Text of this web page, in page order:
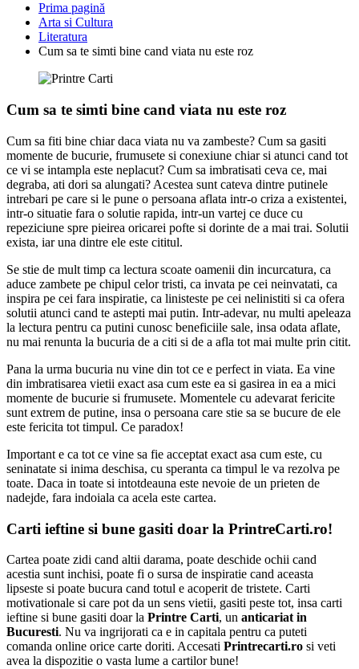
Prima pagină
Arta si Cultura
Literatura
Cum sa te simti bine cand viata nu este roz
Cum sa te simti bine cand viata nu este roz
Cum sa fiti bine chiar daca viata nu va zambeste? Cum sa gasiti
momente de bucurie, frumusete si conexiune chiar si atunci cand tot
ce vi se intampla este neplacut? Cum sa imbratisati ceva ce, mai
degraba, ati dori sa alungati? Acestea sunt cateva dintre putinele
intrebari pe care si le pune o persoana aflata intr-o criza a existentei,
intr-o situatie fara o solutie rapida, intr-un vartej ce duce cu
repeziciune spre pieirea oricarei pofte si dorinte de a mai trai. Solutii
exista, iar una dintre ele este cititul.
Se stie de mult timp ca lectura scoate oamenii din incurcatura, ca
aduce zambete pe chipul celor tristi, ca invata pe cei neinvatati, ca
inspira pe cei fara inspiratie, ca linisteste pe cei nelinistiti si ca ofera
solutii atunci cand te astepti mai putin. Intr-adevar, nu multi apeleaza
la lectura pentru ca putini cunosc beneficiile sale, insa odata aflate,
nu mai renunta la bucuria de a citi si de a afla tot mai multe prin citit.
Pana la urma bucuria nu vine din tot ce e perfect in viata. Ea vine
din imbratisarea vietii exact asa cum este ea si gasirea in ea a mici
momente de bucurie si frumusete. Momentele cu adevarat fericite
sunt extrem de putine, insa o persoana care stie sa se bucure de ele
este fericita tot timpul. Ce paradox!
Important e ca tot ce vine sa fie acceptat exact asa cum este, cu
seninatate si inima deschisa, cu speranta ca timpul le va rezolva pe
toate. Daca in toate si intotdeauna este nevoie de un prieten de
nadejde, fara indoiala ca acela este cartea.
Carti ieftine si bune gasiti doar la PrintreCarti.ro!
Cartea poate zidi cand altii darama, poate deschide ochii cand
acestia sunt inchisi, poate fi o sursa de inspiratie cand aceasta
lipseste si poate bucura cand totul e acoperit de tristete. Carti
motivationale si care pot da un sens vietii, gasiti peste tot, insa carti
ieftine si bune gasiti doar la Printre Carti, un anticariat in
Bucuresti. Nu va ingrijorati ca e in capitala pentru ca puteti
comanda online orice carte doriti. Accesati Printrecarti.ro si veti
avea la dispozitie o vasta lume a cartilor bune!